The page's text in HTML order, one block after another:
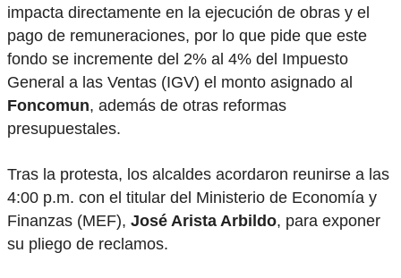
impacta directamente en la ejecución de obras y el
pago de remuneraciones, por lo que pide que este
fondo se incremente del 2% al 4% del Impuesto
General a las Ventas (IGV) el monto asignado al
Foncomun, además de otras reformas
presupuestales.
Tras la protesta, los alcaldes acordaron reunirse a las
4:00 p.m. con el titular del Ministerio de Economía y
Finanzas (MEF), José Arista Arbildo, para exponer
su pliego de reclamos.